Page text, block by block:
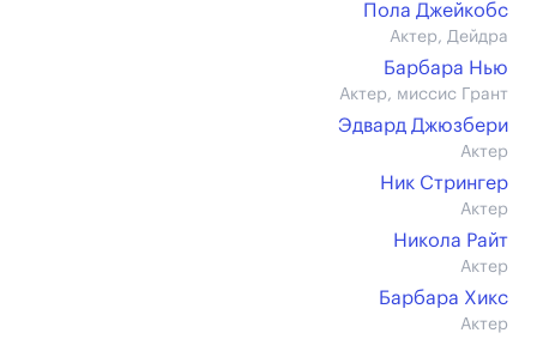
Пола Джейкобс
Актер, Дейдра
Барбара Нью
Актер, миссис Грант
Эдвард Джюзбери
Актер
Ник Стрингер
Актер
Никола Райт
Актер
Барбара Хикс
Актер